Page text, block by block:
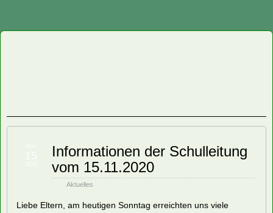
"Friedrich
Fröbel"
Oberweißbach
Informationen der Schulleitung
vom 15.11.2020
Aktuelles
15
Liebe Eltern, am heutigen Sonntag erreichten uns viele